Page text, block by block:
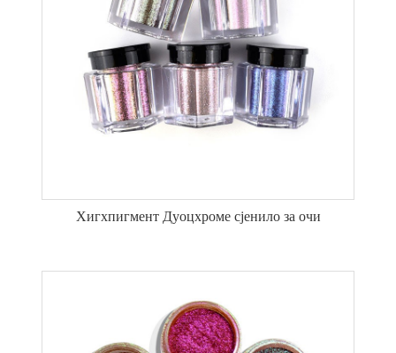
Хигхпигмент Дуоцхроме сјенило за очи